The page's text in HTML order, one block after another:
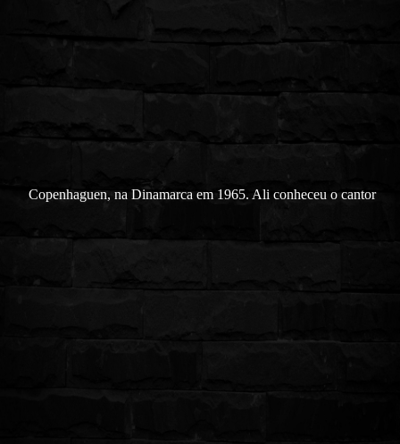
Copenhaguen, na Dinamarca em 1965. Ali conheceu o cantor